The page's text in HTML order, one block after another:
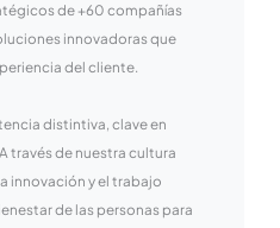
de +60 compañías
innovadoras que
del cliente.
distintiva, clave en
través de nuestra cultura
innovación y el trabajo
de las personas para